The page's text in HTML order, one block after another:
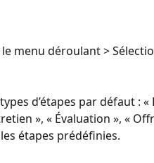
le menu déroulant >
d’étapes par défaut : «
», « Évaluation », «
étapes prédéfinies.